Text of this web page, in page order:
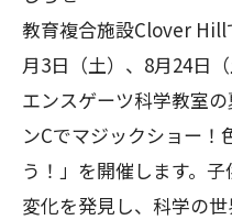
教育複合施設Clover Hill
月3日（土）、8月24日
エンスゲーツ科学教室
ンCでマジックショー！
う！」を開催します。
変化を発見し、科学の世